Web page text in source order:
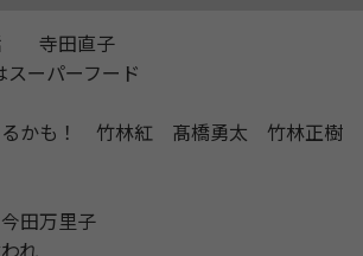
寺田直子
ーパーフード
るかも！ 竹林紅 髙橋勇太 竹林正樹
田万里子